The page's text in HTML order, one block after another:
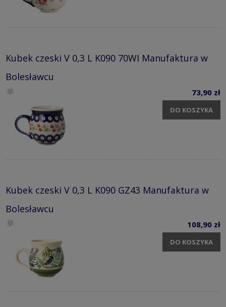
Kubek czeski V 0,3 L K090 70WI Manufaktura w
Bolesławcu
73,90 zł
DO KOSZYKA
Kubek czeski V 0,3 L K090 GZ43 Manufaktura w
Bolesławcu
108,90 zł
DO KOSZYKA